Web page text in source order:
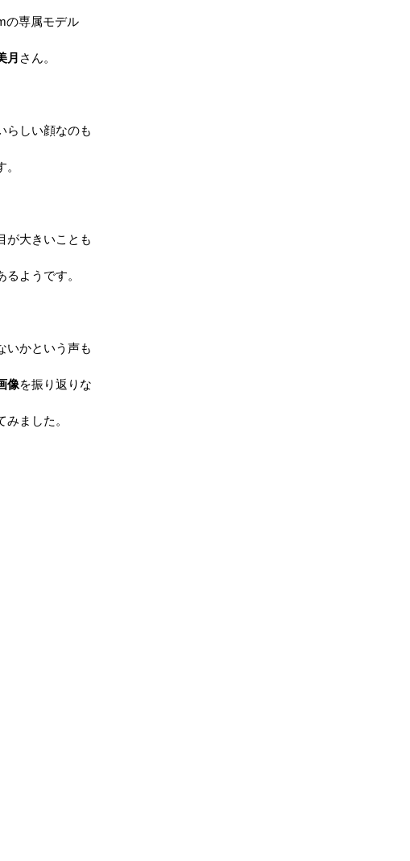
の専属モデル
月 さん。
らしい顔なのも
が大きいことも
るようです。
いかという声も
像を振り返りな
ました。